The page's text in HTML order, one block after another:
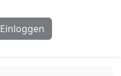
Einloggen